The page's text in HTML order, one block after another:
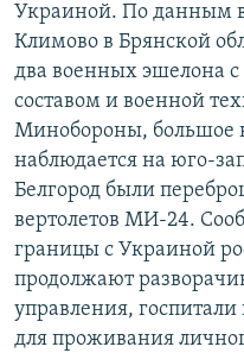
Украиной. По данным
Климово в Брянской
два военных эшелона
составом и военной
Минобороны, большое
наблюдается на юго-
Белгород были
вертолетов МИ-24.
границы с Украиной
продолжают
управления,
для проживания